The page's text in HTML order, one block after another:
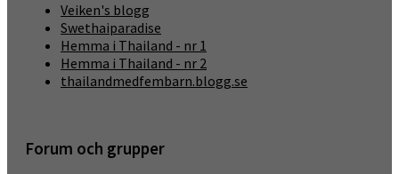
Veiken's blogg
Swethaiparadise
Hemma i Thailand - nr 1
Hemma i Thailand - nr 2
thailandmedfembarn.blogg.se
Forum och grupper